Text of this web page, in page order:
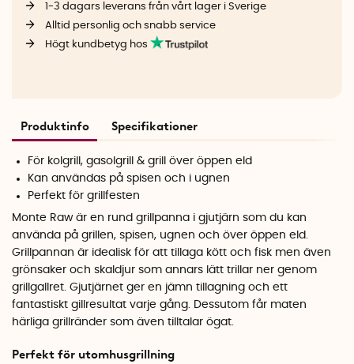
1-3 dagars leverans från vårt lager i Sverige
Alltid personlig och snabb service
Högt kundbetyg hos
Produktinfo Specifikationer
För kolgrill, gasolgrill & grill över öppen eld
Kan användas på spisen och i ugnen
Perfekt för grillfesten
Monte Raw är en rund grillpanna i gjutjärn som du kan
använda på grillen, spisen, ugnen och över öppen eld.
Grillpannan är idealisk för att tillaga kött och fisk men även
grönsaker och skaldjur som annars lätt trillar ner genom
grillgallret. Gjutjärnet ger en jämn tillagning och ett
fantastiskt gillresultat varje gång. Dessutom får maten
härliga grillränder som även tilltalar ögat.
Perfekt för utomhusgrillning